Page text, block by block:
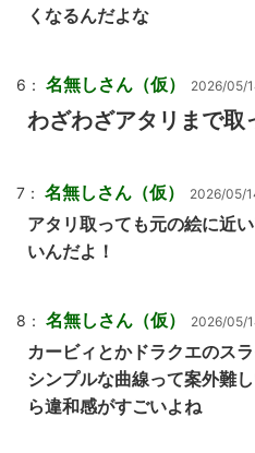
くなるんだよな
6： 名無しさん（仮） 2026/05/
わざわざアタリまで
7： 名無しさん（仮） 2026/05/
アタリ取っても元の絵に近
いんだよ！
8： 名無しさん（仮） 2026/05/
カービィとかドラクエのス
シンプルな曲線って案外難
ら違和感がすごいよね